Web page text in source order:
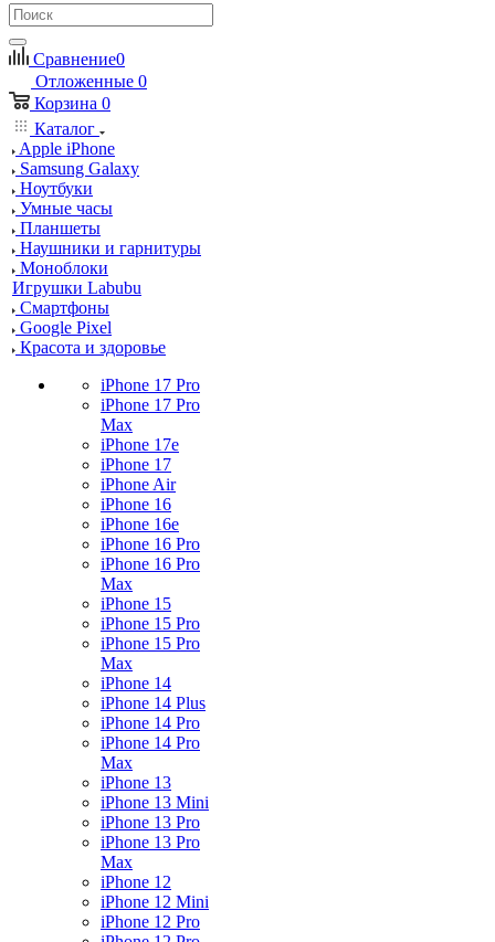
Сравнение0
Отложенные 0
Корзина 0
Каталог
Apple iPhone
Samsung Galaxy
Ноутбуки
Умные часы
Планшеты
Наушники и гарнитуры
Моноблоки
Игрушки Labubu
Смартфоны
Google Pixel
Красота и здоровье
iPhone 17 Pro
iPhone 17 Pro
Max
iPhone 17e
iPhone 17
iPhone Air
iPhone 16
iPhone 16e
iPhone 16 Pro
iPhone 16 Pro
Max
iPhone 15
iPhone 15 Pro
iPhone 15 Pro
Max
iPhone 14
iPhone 14 Plus
iPhone 14 Pro
iPhone 14 Pro
Max
iPhone 13
iPhone 13 Mini
iPhone 13 Pro
iPhone 13 Pro
Max
iPhone 12
iPhone 12 Mini
iPhone 12 Pro